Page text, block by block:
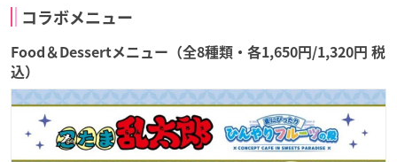
コラボメニュー
Food＆Dessertメニュー（全8種類・各1,650円/1,320円 税
込）